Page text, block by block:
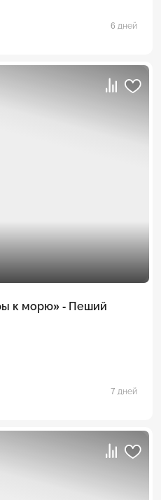
6 дней
к морю» - Пеший
7 дней